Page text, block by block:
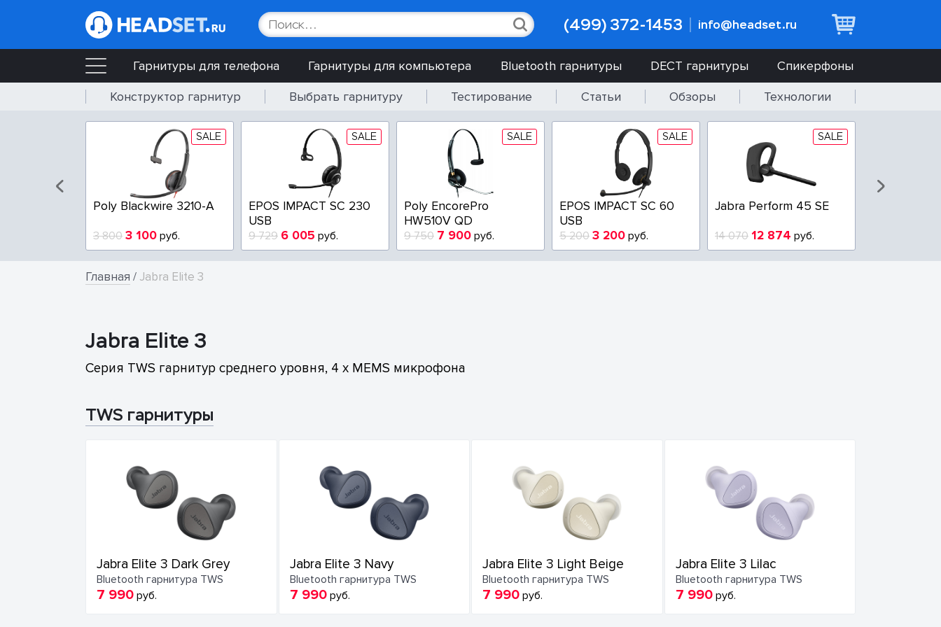
(499) 372-1453 info@headset.ru
Гарнитуры для телефона Гарнитуры для компьютера Bluetooth гарнитуры DECT гарнитуры
Спикерфоны
Конструктор гарнитур
Выбрать гарнитуру Тестирование Статьи Обзоры Технологии
SALE
Poly Blackwire 3210-A
3 800 3 100 руб.
SALE
EPOS IMPACT SC 230
USB
9 729 6 005 руб.
SALE
Poly EncorePro
HW510V QD
9 750 7 900 руб.
SALE
EPOS IMPACT SC 60
USB
5 200 3 200 руб.
SALE
Jabra Perform 45 SE
14 070 12 874 руб.
Главная / Jabra Elite 3
Jabra Elite 3
Серия TWS гарнитур среднего уровня, 4 x MEMS микрофона
TWS гарнитуры
Jabra Elite 3 Dark Grey
Bluetooth гарнитура TWS
7 990 руб.
Jabra Elite 3 Navy
Bluetooth гарнитура TWS
7 990руб.
Jabra Elite 3 Light Beige
Bluetooth гарнитура TWS
7 990 руб.
Jabra Elite 3 Lilac
Bluetooth гарнитура TWS
7 990руб.